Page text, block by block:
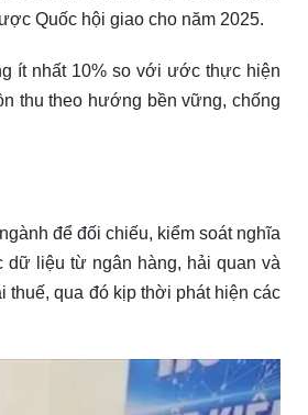
Quốc hội giao cho năm 2025.
ít nhất 10% so với ước thực hiện
thu theo hướng bền vững, chống
để đối chiếu, kiểm soát nghĩa
dữ liệu từ ngân hàng, hải quan và
qua đó kịp thời phát hiện các